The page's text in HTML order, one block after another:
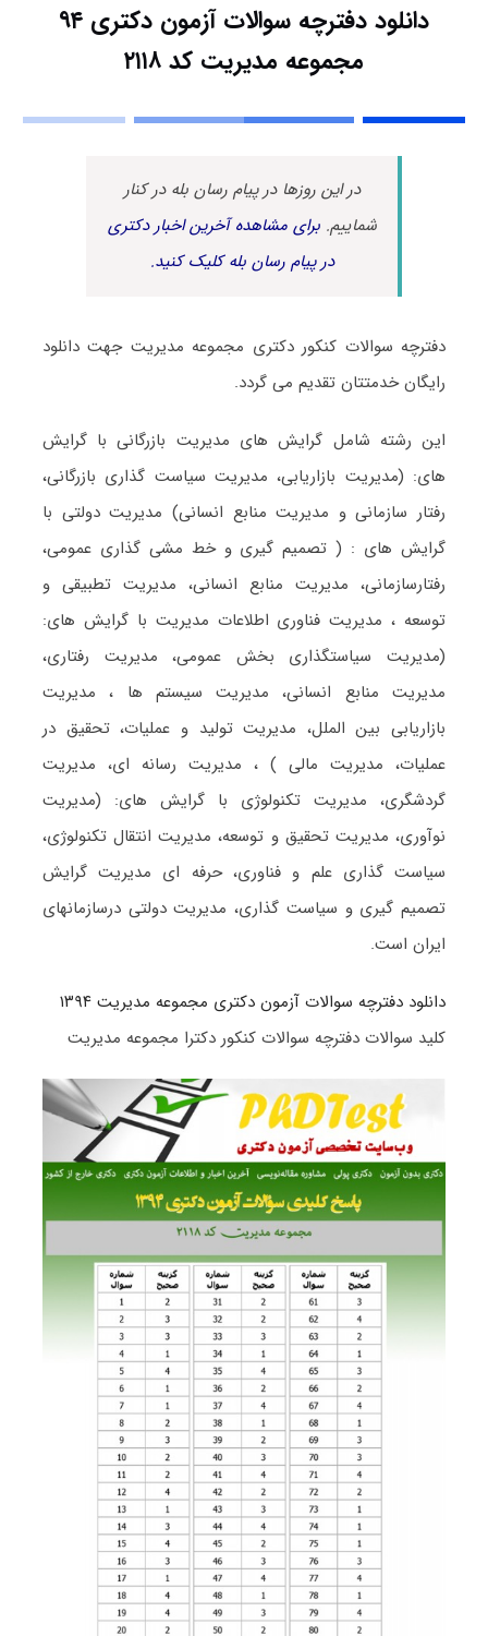
دانلود دفترچه سوالات آزمون دکتری ۹۴
مجموعه مدیریت کد ۲۱۱۸
در این روزها در پیام رسان بله در کنار
شماییم.برای مشاهده آخرین اخبار دکتری
در پیام رسان بله کلیک کنید.
دفترچه سوالات کنکور دکتری مجموعه مدیریت جهت دانلود
رایگان خدمتتان تقدیم می گردد.
این رشته شامل گرایش های مدیریت بازرگانی با گرایش
های: (مدیریت بازاریابی، مدیریت سیاست گذاری بازرگانی،
رفتار سازمانی و مدیریت منابع انسانی) مدیریت دولتی با
گرایش های : ( تصمیم گیری و خط مشی گذاری عمومی،
رفتارسازمانی، مدیریت منابع انسانی، مدیریت تطبیقی و
توسعه ، مدیریت فناوری اطلاعات مدیریت با گرایش های:
(مدیریت سیاستگذاری بخش عمومی، مدیریت رفتاری،
مدیریت منابع انسانی، مدیریت سیستم ها ، مدیریت
بازاریابی بین الملل، مدیریت تولید و عملیات، تحقیق در
عملیات، مدیریت مالی ) ، مدیریت رسانه ای، مدیریت
گردشگری، مدیریت تکنولوژی با گرایش های: (مدیریت
نوآوری، مدیریت تحقیق و توسعه، مدیریت انتقال تکنولوژی،
سیاست گذاری علم و فناوری، حرفه ای مدیریت گرایش
تصمیم گیری و سیاست گذاری، مدیریت دولتی درسازمانهای
ایران است.
دانلود دفترچه سوالات آزمون دکتری مجموعه مدیریت ۱۳۹۴
کلید سوالات دفترچه سوالات کنکور دکترا مجموعه مدیریت